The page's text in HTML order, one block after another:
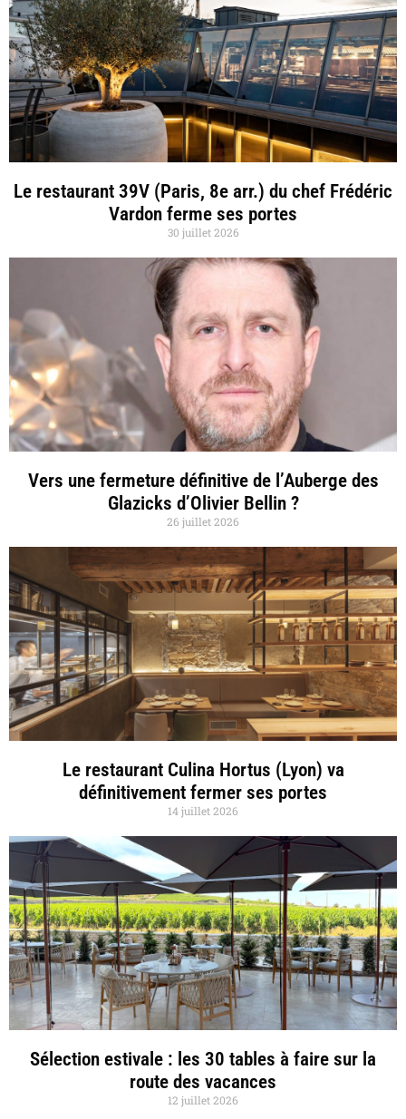
Le restaurant 39V (Paris, 8e arr.) du chef Frédéric
Vardon ferme ses portes
30 juillet 2026
Vers une fermeture définitive de l’Auberge des
Glazicks d’Olivier Bellin ?
26 juillet 2026
Le restaurant Culina Hortus (Lyon) va
définitivement fermer ses portes
14 juillet 2026
Sélection estivale : les 30 tables à faire sur la
route des vacances
12 juillet 2026